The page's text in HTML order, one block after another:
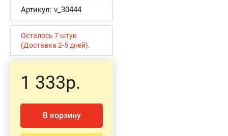
Артикул: v_30444
Осталось 7 штук
(Доставка 2-5 дней).
1 333р.
В корзину